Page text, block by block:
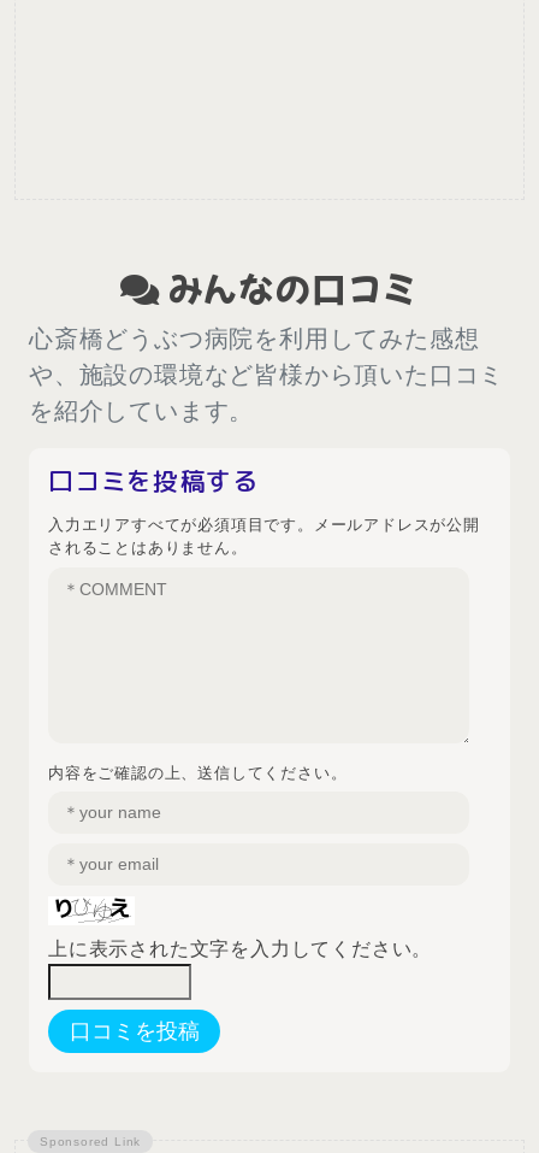
みんなの口コミ
心斎橋どうぶつ病院を利用してみた感想
や、施設の環境など皆様から頂いた口コミ
を紹介しています。
口コミを投稿する
入力エリアすべてが必須項目です。メールアドレスが公開
されることはありません。
内容をご確認の上、送信してください。
上に表示された文字を入力してください。